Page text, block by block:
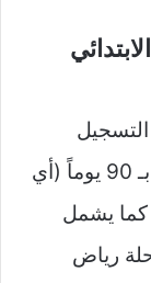
التسجيل
للطلاب الذين أكملوا ستة أعوام أو أقل بـ 90 يوماً (أي
قبل ذلك). كما يشمل
رياض